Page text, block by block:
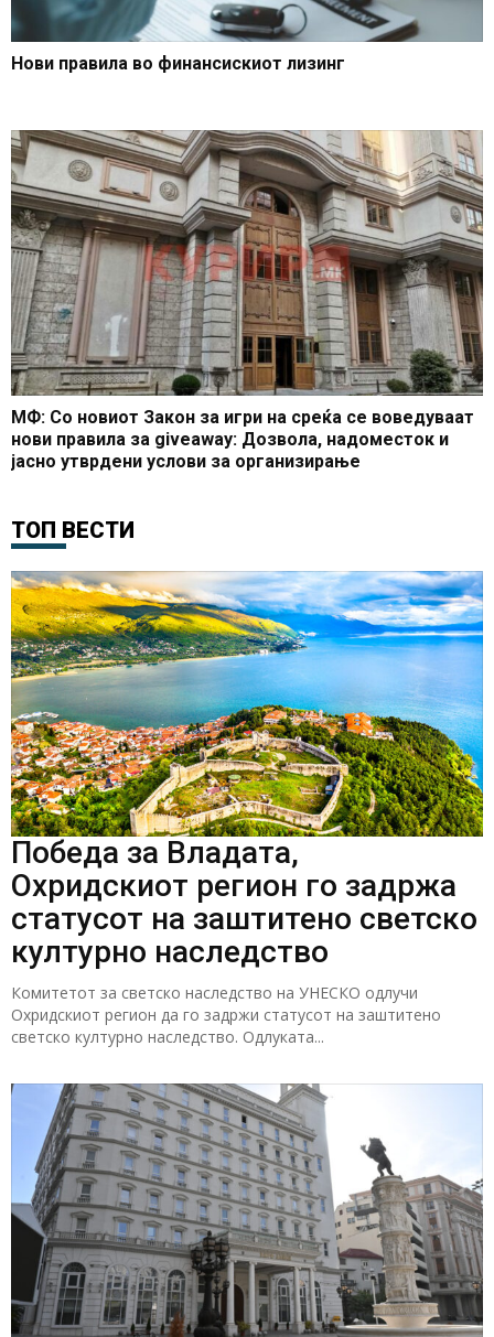
Нови правила во финансискиот лизинг
МФ: Со новиот Закон за игри на среќа се воведуваат
нови правила за giveaway: Дозвола, надоместок и
јасно утврдени услови за организирање
ТОП ВЕСТИ
Победа за Владата,
Охридскиот регион го задржа
статусот на заштитено светско
културно наследство
Комитетот за светско наследство на УНЕСКО одлучи
Охридскиот регион да го задржи статусот на заштитено
светско културно наследство. Одлуката...